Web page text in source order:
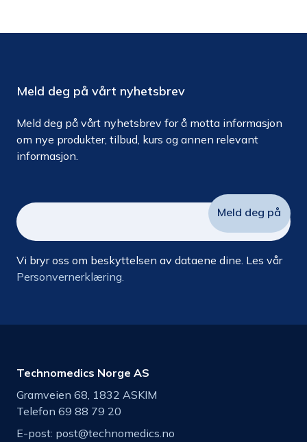
Meld deg på vårt nyhetsbrev
Meld deg på vårt nyhetsbrev for å motta informasjon
om nye produkter, tilbud, kurs og annen relevant
informasjon.
Vi bryr oss om beskyttelsen av dataene dine. Les vår
Personvernerklæring.
Technomedics Norge AS
Gramveien 68, 1832 ASKIM
Telefon 69 88 79 20
E-post: post@technomedics.no